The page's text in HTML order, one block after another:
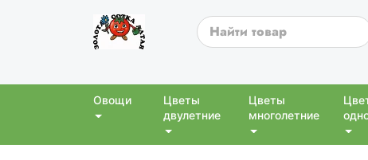
Овощи
Цветы
двулетние
Цветы
многолетние